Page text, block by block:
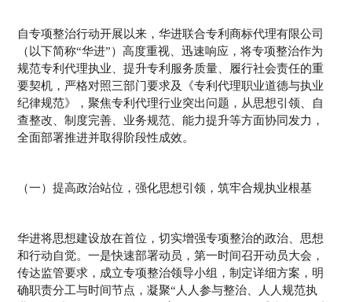
自专项整治行动开展以来，华进联合专利商标代理有限公司
（以下简称“华进”）高度重视、迅速响应，将专项整治作为
规范专利代理执业、提升专利服务质量、履行社会责任的重
要契机，严格对照三部门要求及《专利代理职业道德与执业
纪律规范》，聚焦专利代理行业突出问题，从思想引领、自
查整改、制度完善、业务规范、能力提升等方面协同发力，
全面部署推进并取得阶段性成效。
（一）提高政治站位，强化思想引领，筑牢合规执业根基
华进将思想建设放在首位，切实增强专项整治的政治、思想
和行动自觉。一是快速部署动员，第一时间召开动员大会，
传达监管要求，成立专项整治领导小组，制定详细方案，明
确职责分工与时间节点，凝聚“人人参与整治、人人规范执